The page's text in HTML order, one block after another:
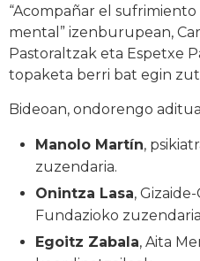
“Acompañar el
mental” izenburupean,
Pastoraltzak eta Espetxe
topaketa berri bat egin
Bideoan, ondorengo
Manolo Martín,
zuzendaria.
Onintza Lasa,
Fundazioko
Egoitz Zabala, Aita